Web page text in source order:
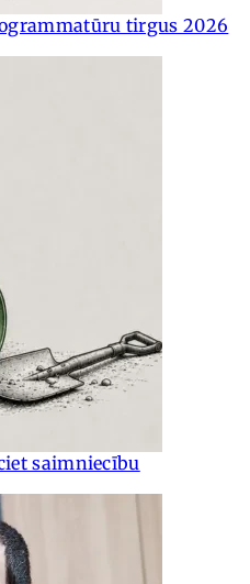
tirgus 2026
saimniecību